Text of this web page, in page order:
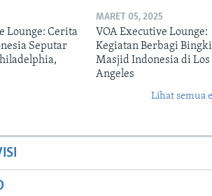
Lounge: Cerita
Seputar
MARET 05, 2025
VOA Executive Lounge:
Kegiatan Berbagi
Masjid Indonesia di Los
Angeles
Lihat semua